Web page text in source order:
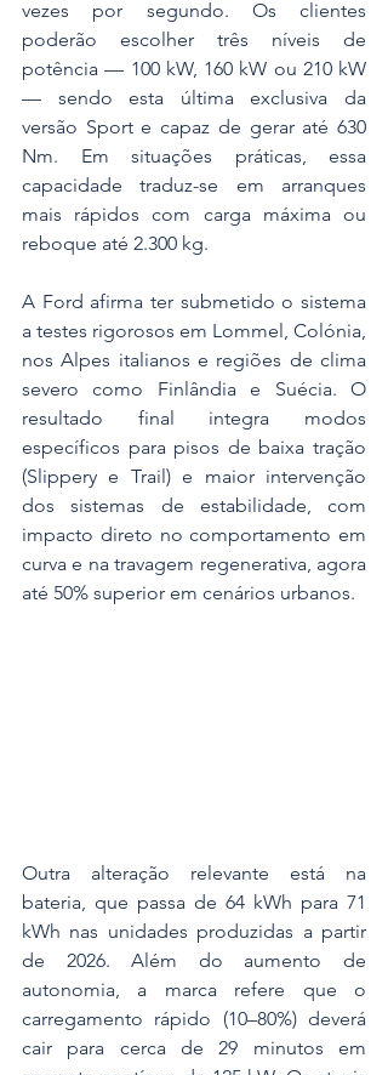
vezes por segundo. Os clientes
poderão escolher três níveis de
potência — 100 kW, 160 kW ou 210 kW
— sendo esta última exclusiva da
versão Sport e capaz de gerar até 630
Nm. Em situações práticas, essa
capacidade traduz-se em arranques
mais rápidos com carga máxima ou
reboque até 2.300 kg.
A Ford afirma ter submetido o sistema
a testes rigorosos em Lommel, Colónia,
nos Alpes italianos e regiões de clima
severo como Finlândia e Suécia. O
resultado final integra modos
específicos para pisos de baixa tração
(Slippery e Trail) e maior intervenção
dos sistemas de estabilidade, com
impacto direto no comportamento em
curva e na travagem regenerativa, agora
até 50% superior em cenários urbanos.
Outra alteração relevante está na
bateria, que passa de 64 kWh para 71
kWh nas unidades produzidas a partir
de 2026. Além do aumento de
autonomia, a marca refere que o
carregamento rápido (10–80%) deverá
cair para cerca de 29 minutos em